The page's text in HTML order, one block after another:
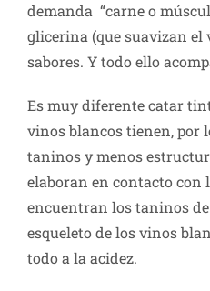
demanda “carne o
glicerina (que suavizan
sabores. Y todo ello
Es muy diferente catar
vinos blancos tienen, por
taninos y menos
elaboran en contacto con
encuentran los taninos
esqueleto de los vinos
todo a la acidez.